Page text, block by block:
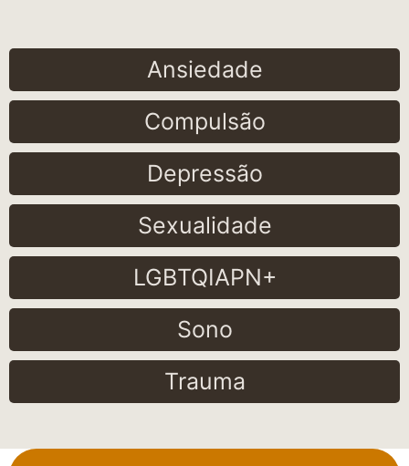
Ansiedade
Compulsão
Depressão
Sexualidade
LGBTQIAPN+
Sono
Trauma